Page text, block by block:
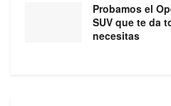
Probamos el
SUV que te da
necesitas